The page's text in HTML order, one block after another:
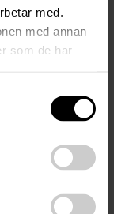
med.
med annan
som de har
/
Följande
se länk